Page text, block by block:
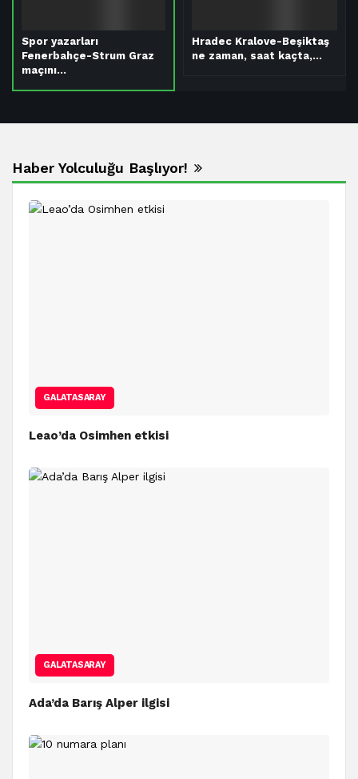
Spor yazarları
Fenerbahçe-Strum Graz
maçını…
Hradec Kralove-Beşiktaş
ne zaman, saat kaçta,…
Haber Yolculuğu Başlıyor!
GALATASARAY
Leao’da Osimhen etkisi
GALATASARAY
Ada’da Barış Alper ilgisi